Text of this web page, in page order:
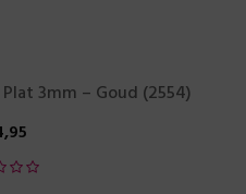
3mm – Goud (2554)